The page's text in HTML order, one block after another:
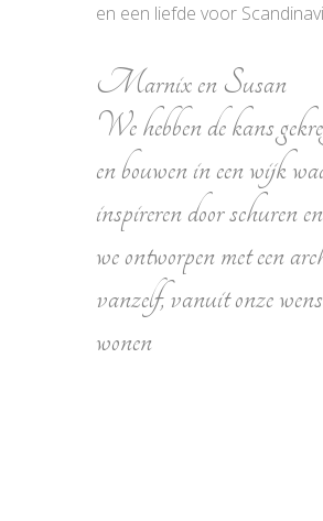
en een liefde voor
Marnix en Susan
We hebben de kans
en bouwen in een wijk
inspireren door schuren
we ontworpen met een
vanzelf, vanuit onze
wonen